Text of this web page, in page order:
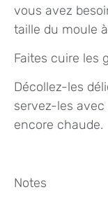
vous avez
taille du moule
Faites cuire les
Décollez-les
servez-les
encore chaude.
Notes